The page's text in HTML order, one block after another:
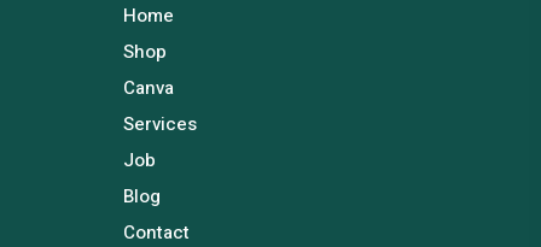
Home
Shop
Canva
Services
Job
Blog
Contact